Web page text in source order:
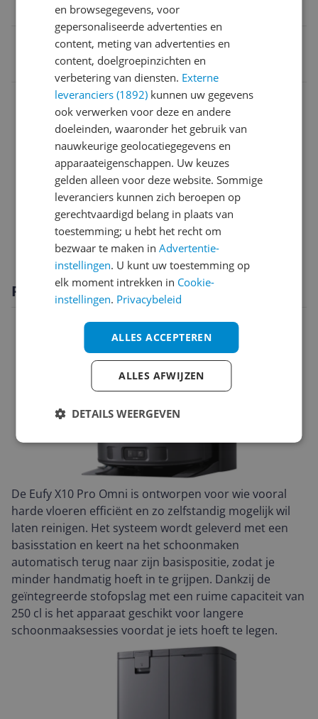
Steelstofzuiger
0194644178093
Bijgeleverde accessoires en toebehoren
Functies
Instellingen en functies
Overige kenmerken
Productinformatie
Technisch
Productomschrijving
De Eufy X10 Pro Omni is ontworpen voor wie vooral
harde vloeren efficiënt en zo zelfstandig mogelijk wil
laten reinigen. Het systeem wordt geleverd met een
basisstation en keert na het schoonmaken
automatisch terug naar zijn basispositie, zodat je
minder handmatig hoeft in te grijpen. Dankzij de
geïntegreerde stofopslag met een ruime capaciteit van
250 cl is het apparaat geschikt voor langere
schoonmaaksessies voordat je iets hoeft te legen.
en browsegegevens, voor
gepersonaliseerde advertenties en
content, meting van advertenties en
content, doelgroepinzichten en
verbetering van diensten. Externe
leveranciers (1892) kunnen uw gegevens
ook verwerken voor deze en andere
doeleinden, waaronder het gebruik van
nauwkeurige geolocatiegegevens en
apparaateigenschappen. Uw keuzes
gelden alleen voor deze website. Sommige
leveranciers kunnen zich beroepen op
gerechtvaardigd belang in plaats van
toestemming; u hebt het recht om
bezwaar te maken inAdvertentie-
instellingen. U kunt uw toestemming op
elk moment intrekken in Cookie-
instellingen. Privacybeleid
ALLES ACCEPTEREN
ALLES AFWIJZEN
DETAILS WEERGEVEN